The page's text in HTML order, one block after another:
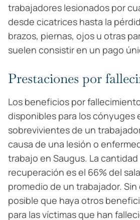
trabajadores lesionados por
desde cicatrices hasta la
brazos, piernas, ojos u otras
suelen consistir en un pago
Prestaciones por
Los beneficios por
disponibles para los cónyuges
sobrevivientes de un
causa de una lesión o
trabajo en Saugus. La
recuperación es el 66% del
promedio de un trabajador. Sin
posible que haya otros
para las víctimas que han